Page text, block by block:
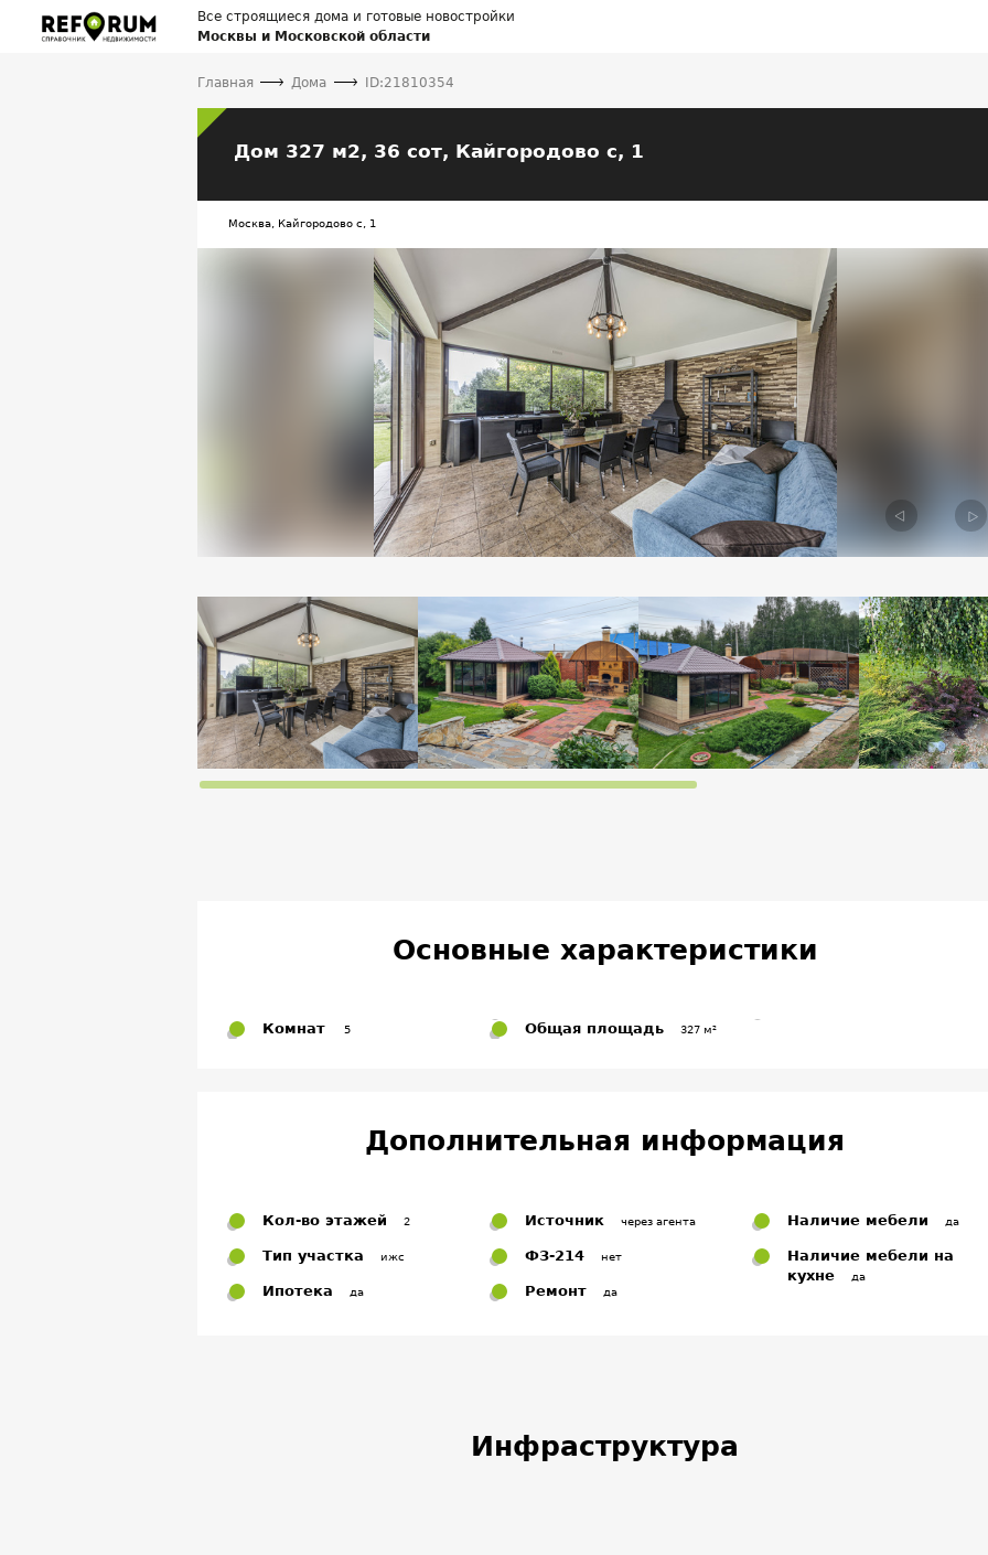
Все строящиеся дома и готовые новостройки
Москвы и Московской области
Главная Дома ID:21810354
Дом 327 м2, 36 сот, Кайгородово с, 1
Москва, Кайгородово с, 1
Previous
Основные характеристики
Комнат 5 Общая площадь 327 м²
Дополнительная информация
Кол-во этажей 2
Тип участка ижс
Ипотека да
Источник через агента
ФЗ-214 нет
Ремонт да
Наличие мебели да
Наличие мебели на
кухне
да
Инфраструктура